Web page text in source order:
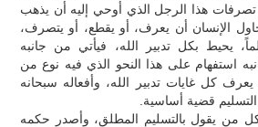
تصرفات هذا الرجل الذي أوحي إليه أن يذهب
الإنسان أن يعرف، أو يقطع، أو يتصرف،
يحيط بكل تدبير الله، فيأتي من جانبه
استفهام على هذا النحو الذي فيه نوع من
يعرف كل غايات تدبير الله، وأفعاله سبحانه
قضية أساسية.
كل من يقول بالتسليم المطلق، وأصدر حكمه